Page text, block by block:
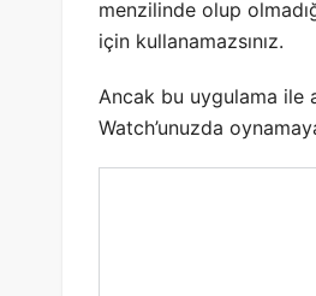
menzilinde olup
için kullanamazsınız.
Ancak bu uygulama ile
Watch’unuzda